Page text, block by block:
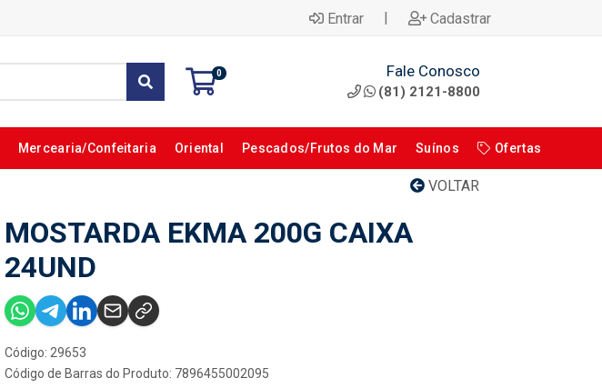
Entrar | Cadastrar
0 Fale Conosco
(81) 2121-8800
Mercearia/Confeitaria Oriental Pescados/Frutos do Mar Suínos Ofertas
VOLTAR
MOSTARDA EKMA 200G CAIXA
24UND
Código: 29653
Código de Barras do Produto: 7896455002095